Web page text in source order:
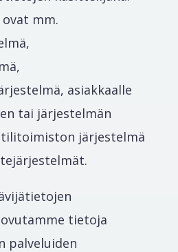
mm.
asiakkaalle
tai järjestelmän
järjestelmä
tietoja
palveluiden